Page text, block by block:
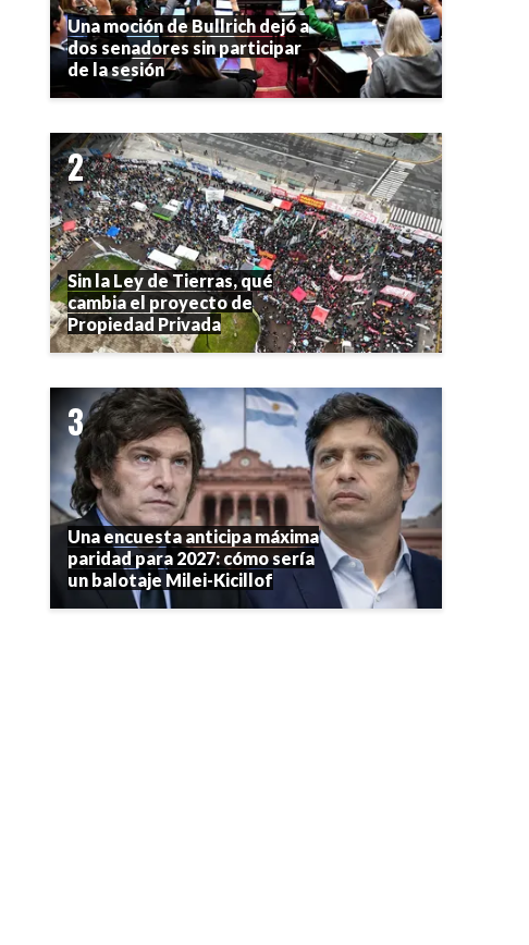
Una moción de Bullrich dejó a
dos senadores sin participar
de la sesión
Sin la Ley de Tierras, qué
cambia el proyecto de
Propiedad Privada
Una encuesta anticipa máxima
paridad para 2027: cómo sería
un balotaje Milei-Kicillof